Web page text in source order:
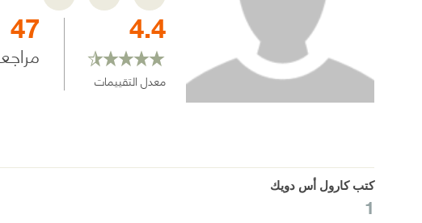
4.4
معدل التقييمات
47
كتب كارول أس دويك
1